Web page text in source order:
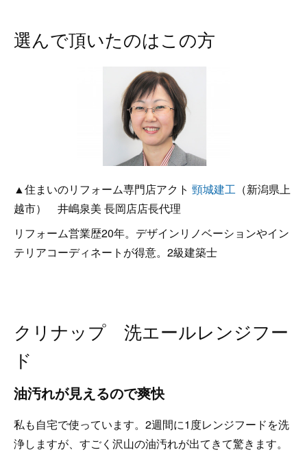
選んで頂いたのはこの方
▲住まいのリフォーム専門店アクト 頸城建工 （新潟県上
越市） 井嶋泉美 長岡店店長代理
リフォーム営業歴20年。デザインリノベーションやイン
テリアコーディネートが得意。2級建築士
クリナップ 洗エールレンジフー
ド
油汚れが見えるので爽快
私も自宅で使っています。2週間に1度レンジフードを洗
浄しますが、すごく沢山の油汚れが出てきて驚きます。